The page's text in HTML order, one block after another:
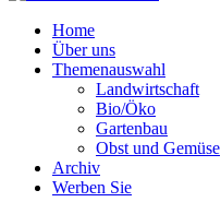
Home
Über uns
Themenauswahl
Landwirtschaft
Bio/Öko
Gartenbau
Obst und Gemüse
Archiv
Werben Sie